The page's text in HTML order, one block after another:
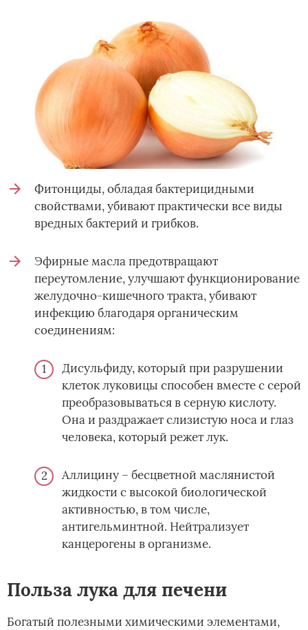
Фитонциды, обладая бактерицидными
свойствами, убивают практически все виды
вредных бактерий и грибков.
Эфирные масла предотвращают
переутомление, улучшают функционирование
желудочно-кишечного тракта, убивают
инфекцию благодаря органическим
соединениям:
Дисульфиду, который при разрушении
клеток луковицы способен вместе с серой
преобразовываться в серную кислоту.
Она и раздражает слизистую носа и глаз
человека, который режет лук.
Аллицину – бесцветной маслянистой
жидкости с высокой биологической
активностью, в том числе,
антигельминтной. Нейтрализует
канцерогены в организме.
Польза лука для печени
Богатый полезными химическими элементами,